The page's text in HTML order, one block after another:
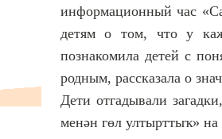
информационный час
детям о том, что у
познакомила детей с
родным, рассказала о
Дети отгадывали
менән гөл ултырттыҡ»